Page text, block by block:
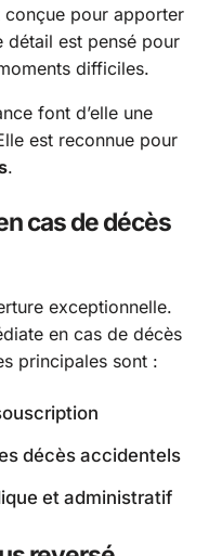
pour apporter
détail est pensé pour
difficiles.
font d’elle une
est reconnue pour
.
cas de décès
exceptionnelle.
en cas de décès
principales sont :
décès accidentels
et administratif